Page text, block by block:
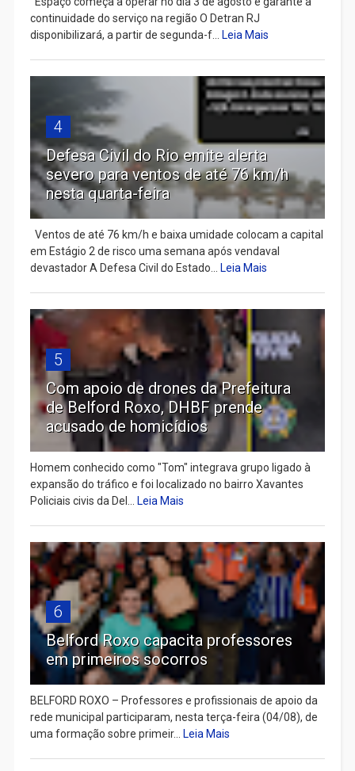
continuidade do serviço na região O Detran RJ
disponibilizará, a partir de segunda-f... Leia Mais
4
Defesa Civil do Rio emite alerta
severo para ventos de até 76 km/h
nesta quarta-feira
Ventos de até 76 km/h e baixa umidade colocam a capital
em Estágio 2 de risco uma semana após vendaval
devastador A Defesa Civil do Estado... Leia Mais
5
Com apoio de drones da Prefeitura
de Belford Roxo, DHBF prende
acusado de homicídios
Homem conhecido como "Tom" integrava grupo ligado à
expansão do tráfico e foi localizado no bairro Xavantes
Policiais civis da Del... Leia Mais
6
Belford Roxo capacita professores
em primeiros socorros
BELFORD ROXO – Professores e profissionais de apoio da
rede municipal participaram, nesta terça-feira (04/08), de
uma formação sobre primeir... Leia Mais